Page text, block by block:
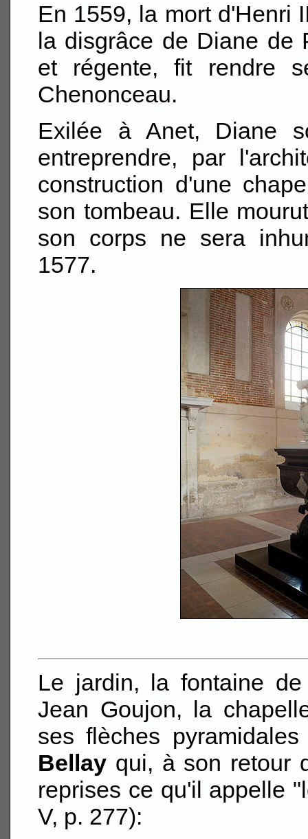
En 1559, la mort d'Henri
la disgrâce de Diane de
et régente, fit rendre
Chenonceau.
Exilée à Anet, Diane
entreprendre, par
construction d'une
son tombeau. Elle
son corps ne sera
1577.
Le jardin, la fontaine
Jean Goujon, la
ses flèches
Bellay qui, à son retour
reprises ce qu'il appelle
V, p. 277):